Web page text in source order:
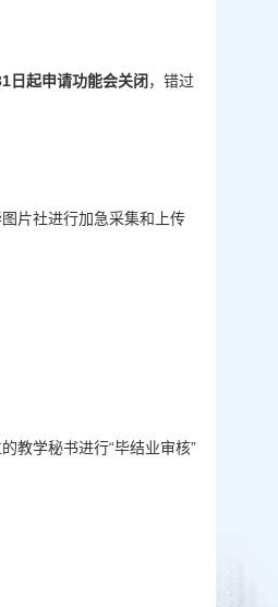
1日起申请功能会关闭 ，错过
片社进行加急采集和上传
教学秘书进行“毕结业审核”